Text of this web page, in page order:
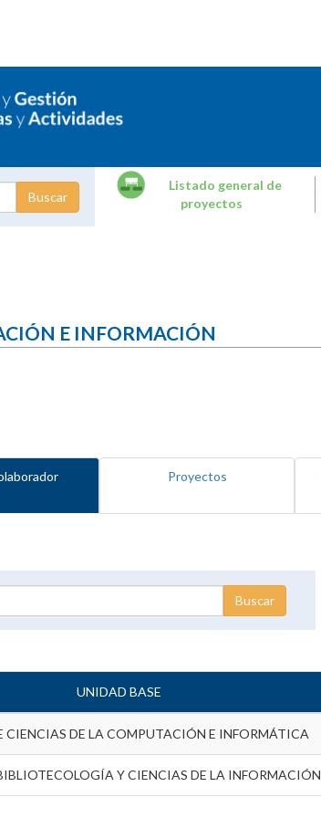
Listado general de
proyectos
E INFORMACIÓN
Proyectos
UNIDAD BASE
CIENCIAS DE LA COMPUTACIÓN E INFORMÁTICA
Y CIENCIAS DE LA INFORMACIÓN